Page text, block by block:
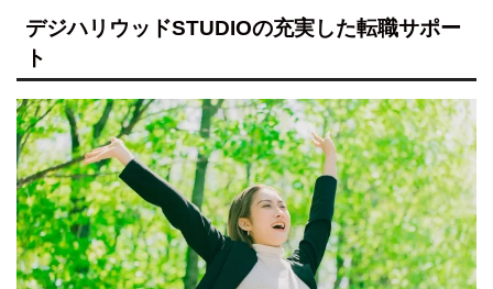
デジハリウッドSTUDIOの充実した転職サポー
ト